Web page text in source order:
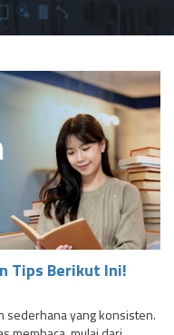
Tips Berikut Ini!
sederhana yang konsisten.